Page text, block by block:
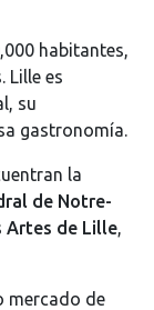
habitantes,
Lille es
su
gastronomía.
la
de Notre-
Artes de Lille,
mercado de